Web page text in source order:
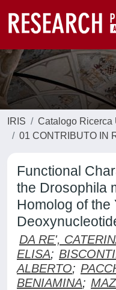
IRIS
Catalogo Ricerca
01 CONTRIBUTO IN
Functional
the Drosophila
Homolog of the
DA RE',
ELISA;
ALBERTO;
BENIAMINA;